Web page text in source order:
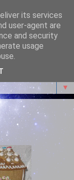
Mosollyal,
▼
its services
user-agent are
and security
usage